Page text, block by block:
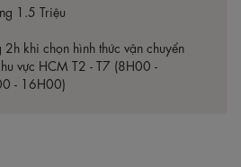
1.5 Triệu
khi chọn hình thức vận chuyển
vực HCM T2 - T7 (8H00 -
- 16H00)